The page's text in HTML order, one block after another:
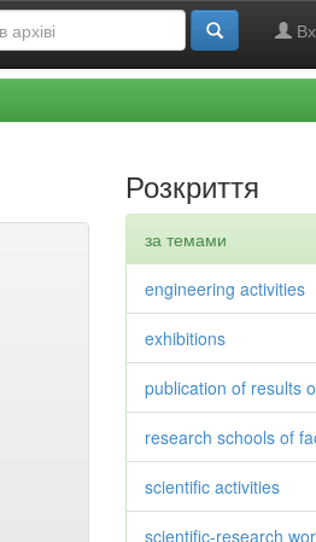
Розкриття
за темами
engineering activities
exhibitions
publication of results
research schools of
scientific activities
scientific-research